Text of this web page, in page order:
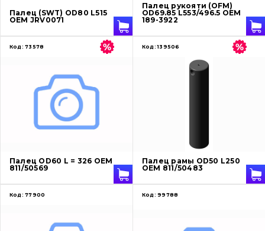
Контакты
Вакансии
Каталог
Фильтры и смазочные материалы
Болты, гайки и элементы крепления
Коронки, зубья, адаптера, пальцы, фиксаторы
Ножи, режущие кромки
Палец (SWT) OD80 L515
OEM JRV0071
Палец рукояти (OFM)
OD69.85 L553/496.5 OEM
189-3922
Код: 73578
Палец OD60 L = 326 OEM
811/50569
Код: 139506
Палец рамы OD50 L250
OEM 811/50483
Код: 77900 Код: 99788